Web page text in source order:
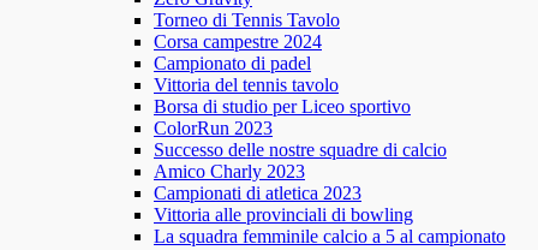
Torneo di Tennis Tavolo
Corsa campestre 2024
Campionato di padel
Vittoria del tennis tavolo
Borsa di studio per Liceo sportivo
ColorRun 2023
Successo delle nostre squadre di calcio
Amico Charly 2023
Campionati di atletica 2023
Vittoria alle provinciali di bowling
La squadra femminile calcio a 5 al campionato